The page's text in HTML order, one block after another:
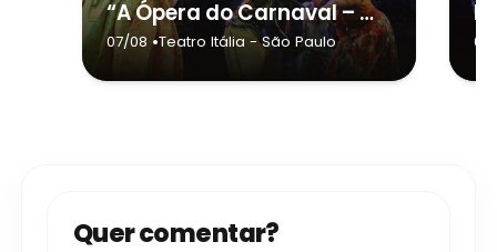
“A Ópera do Carnaval – A História do Samba Contada por Nós” retorna ao Teatro Itália em agosto
07/08 •Teatro Itália - São Paulo
Quer comentar?